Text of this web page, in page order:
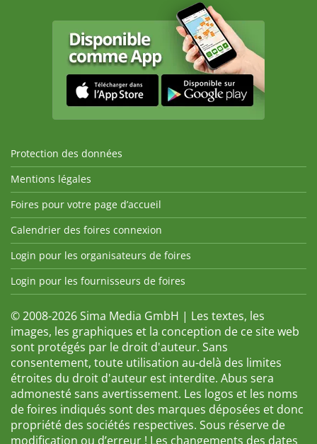
Protection des données
Mentions légales
Foires pour votre page d’accueil
Calendrier des foires connexion
Login pour les organisateurs de foires
Login pour les fournisseurs de foires
© 2008-2026 Sima Media GmbH | Les textes, les
images, les graphiques et la conception de ce site web
sont protégés par le droit d'auteur. Sans
consentement, toute utilisation au-delà des limites
étroites du droit d'auteur est interdite. Abus sera
admonesté sans avertissement. Les logos et les noms
de foires indiqués sont des marques déposées et donc
propriété des sociétés respectives. Sous réserve de
modification ou d’erreur ! Les changements des dates